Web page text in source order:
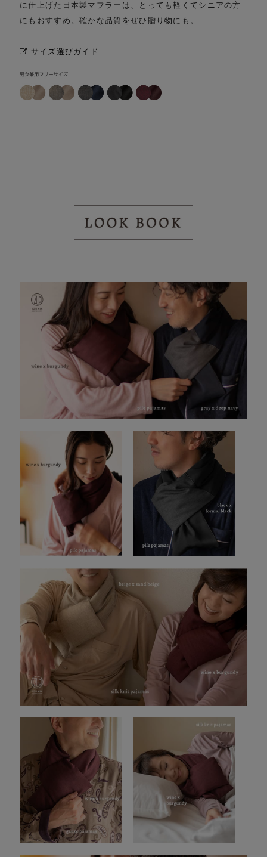
に仕上げた日本製マフラーは、とっても軽くてシニアの方
にもおすすめ。確かな品質をぜひ贈り物にも。
サイズ選びガイド